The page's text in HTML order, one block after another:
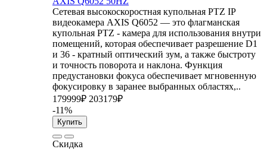
Сетевая высокоскоростная купольная PTZ IP
видеокамера AXIS Q6052 — это флагманская
купольная PTZ - камера для использования внутри
помещений, которая обеспечивает разрешение D1
и 36 - кратный оптический зум, а также быстроту
и точность поворота и наклона. Функция
предустановки фокуса обеспечивает мгновенную
фокусировку в заранее выбранных областях,..
179999₽ 203179₽
-11%
Купить
Скидка